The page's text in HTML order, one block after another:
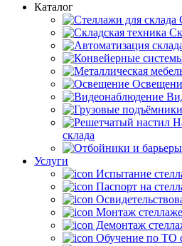
Каталог
склада
Услуги
Испытание
Паспорт на
Монтаж
Демонтаж
Обучение по ТО